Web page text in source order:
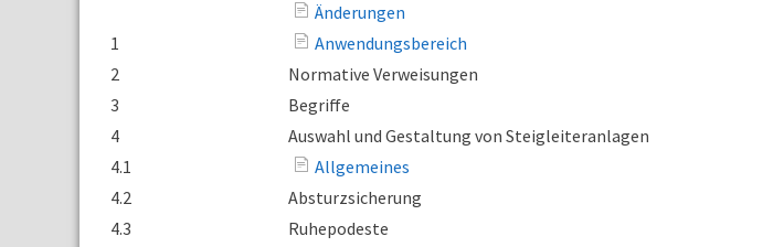
Änderungen
1
Anwendungsbereich
2
Normative Verweisungen
3
Begriffe
4
Auswahl und Gestaltung von Steigleiteranlagen
4.1
Allgemeines
4.2
Absturzsicherung
4.3
Ruhepodeste